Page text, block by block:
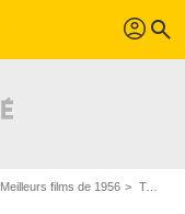
profil search
Meilleurs films de 1956 Top films aventure de 1956